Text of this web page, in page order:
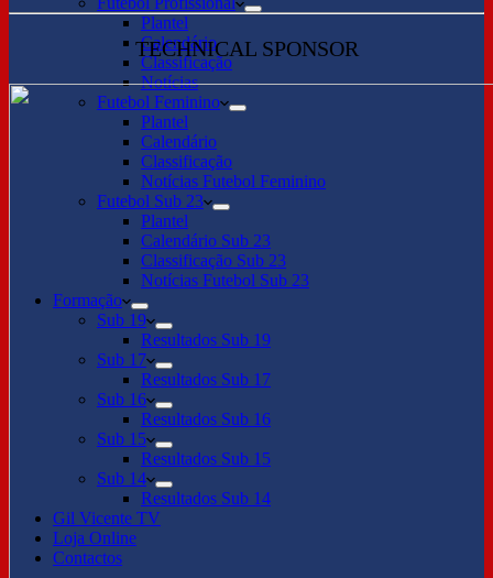
Plantel
Calendário
Classificação
Notícias
Futebol Feminino
Plantel
Calendário
Classificação
Notícias Futebol Feminino
Futebol Sub 23
Plantel
Calendário Sub 23
Classificação Sub 23
Notícias Futebol Sub 23
Formação
Sub 19
Resultados Sub 19
Sub 17
Resultados Sub 17
Sub 16
Resultados Sub 16
Sub 15
Resultados Sub 15
Sub 14
Resultados Sub 14
Gil Vicente TV
Loja Online
Contactos
TECHNICAL SPONSOR